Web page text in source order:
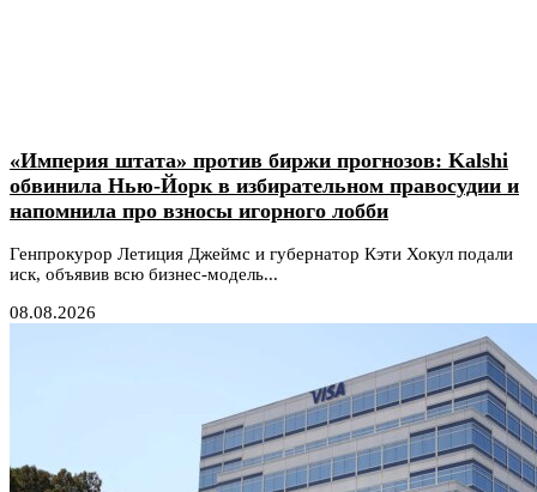
«Империя штата» против биржи прогнозов: Kalshi
обвинила Нью-Йорк в избирательном правосудии и
напомнила про взносы игорного лобби
Генпрокурор Летиция Джеймс и губернатор Кэти Хокул подали
иск, объявив всю бизнес-модель...
08.08.2026